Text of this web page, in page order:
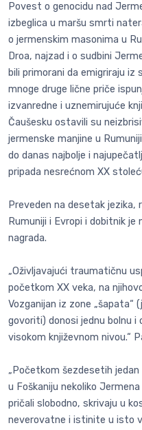
Povest o genocidu nad
izbeglica u maršu smrti
o jermenskim masonima u
Droa, najzad i o sudbini
bili primorani da emigriraju iz
mnoge druge lične priče
izvanredne i uznemirujuće
Čaušesku ostavili su
jermenske manjine u
do danas najbolje i
pripada nesrećnom XX
Preveden na desetak
Rumuniji i Evropi i dobitnik
nagrada.
„Oživljavajući traumatičnu
početkom XX veka, na
Vozganijan iz zone „šapata“
govoriti) donosi jednu bolnu
visokom književnom nivou.“
„Početkom šezdesetih
u Foškaniju nekoliko
pričali slobodno, skrivaju u
neverovatne i istinite u isto